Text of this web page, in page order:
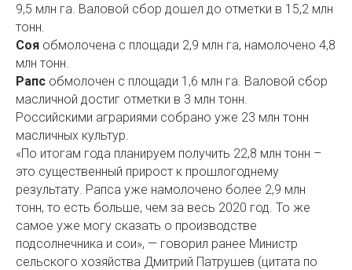
9,5 млн га. Валовой сбор дошел до отметки в 15,2 млн
тонн.
Соя обмолочена с площади 2,9 млн га, намолочено 4,8
млн тонн.
Рапс обмолочен с площади 1,6 млн га. Валовой сбор
масличной достиг отметки в 3 млн тонн.
Российскими аграриями собрано уже 23 млн тонн
масличных культур.
«По итогам года планируем получить 22,8 млн тонн –
это существенный прирост к прошлогоднему
результату. Рапса уже намолочено более 2,9 млн
тонн, то есть больше, чем за весь 2020 год. То же
самое уже могу сказать о производстве
подсолнечника и сои», — говорил ранее Министр
сельского хозяйства Дмитрий Патрушев (цитата по